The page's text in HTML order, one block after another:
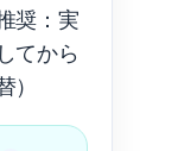
推奨：実
てから
）